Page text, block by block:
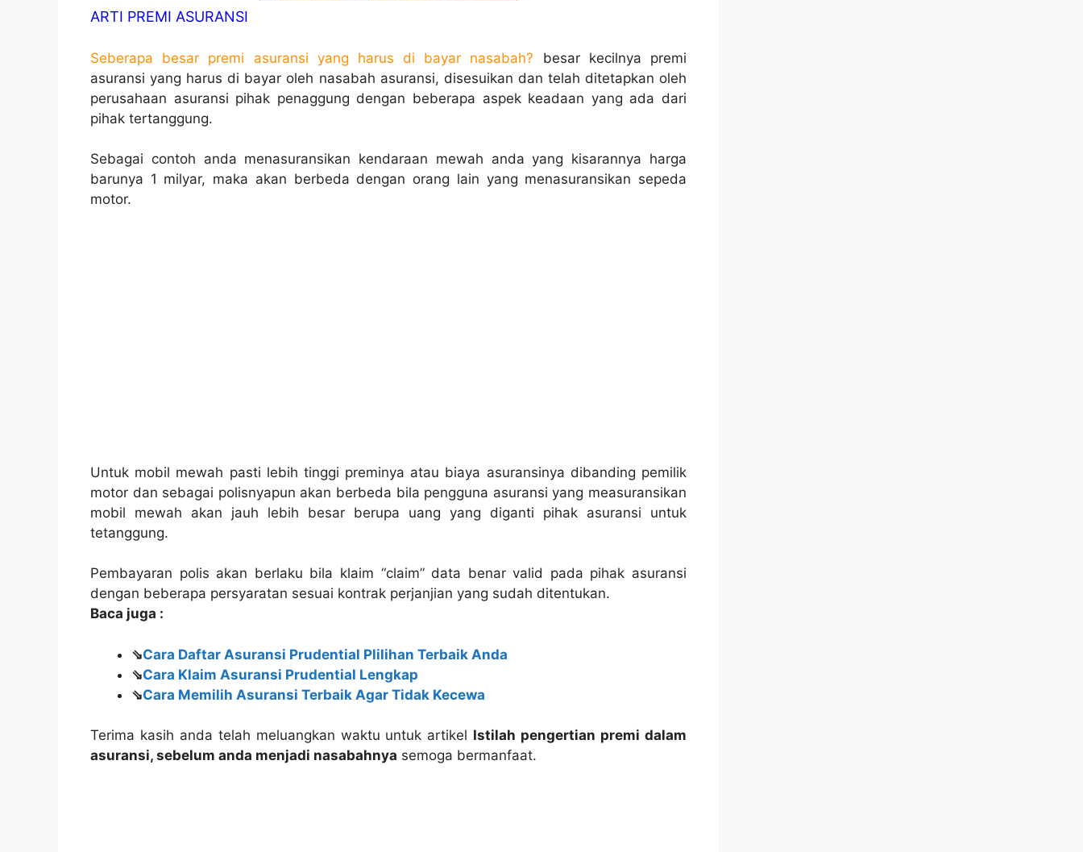
ARTI PREMI ASURANSI
Seberapa besar premi asuransi yang harus di bayar nasabah? besar kecilnya premi
asuransi yang harus di bayar oleh nasabah asuransi, disesuikan dan telah ditetapkan oleh
perusahaan asuransi pihak penaggung dengan beberapa aspek keadaan yang ada dari
pihak tertanggung.
Sebagai contoh anda menasuransikan kendaraan mewah anda yang kisarannya harga
barunya 1 milyar, maka akan berbeda dengan orang lain yang menasuransikan sepeda
motor.
Untuk mobil mewah pasti lebih tinggi preminya atau biaya asuransinya dibanding pemilik
motor dan sebagai polisnyapun akan berbeda bila pengguna asuransi yang measuransikan
mobil mewah akan jauh lebih besar berupa uang yang diganti pihak asuransi untuk
tetanggung.
Pembayaran polis akan berlaku bila klaim “claim” data benar valid pada pihak asuransi
dengan beberapa persyaratan sesuai kontrak perjanjian yang sudah ditentukan.
Baca juga :
⇘Cara Daftar Asuransi Prudential Plilihan Terbaik Anda
⇘Cara Klaim Asuransi Prudential Lengkap
⇘Cara Memilih Asuransi Terbaik Agar Tidak Kecewa
Terima kasih anda telah meluangkan waktu untuk artikel Istilah pengertian premi dalam
asuransi, sebelum anda menjadi nasabahnya semoga bermanfaat.